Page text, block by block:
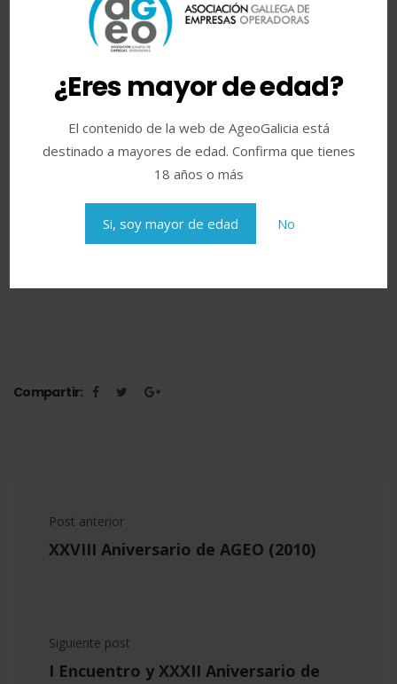
¿Eres mayor de edad?
El contenido de la web de AgeoGalicia está
destinado a mayores de edad. Confirma que tienes
18 años o más
Si, soy mayor de edad No
Compartir:
Post anterior
XXVIII Aniversario de AGEO (2010)
Siguiente post
I Encuentro y XXXII Aniversario de